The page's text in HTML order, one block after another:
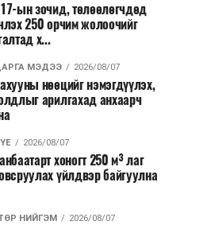
ын зочид, төлөөлөгчдөд
250 орчим жолоочийг
х...
МЭДЭЭ 2026/08/07
нөөцийг нэмэгдүүлэх,
арилгахад анхаарч
2026/08/07
хоногт 250 м³ лаг
үйлдвэр байгуулна
НИЙГЭМ 2026/08/07